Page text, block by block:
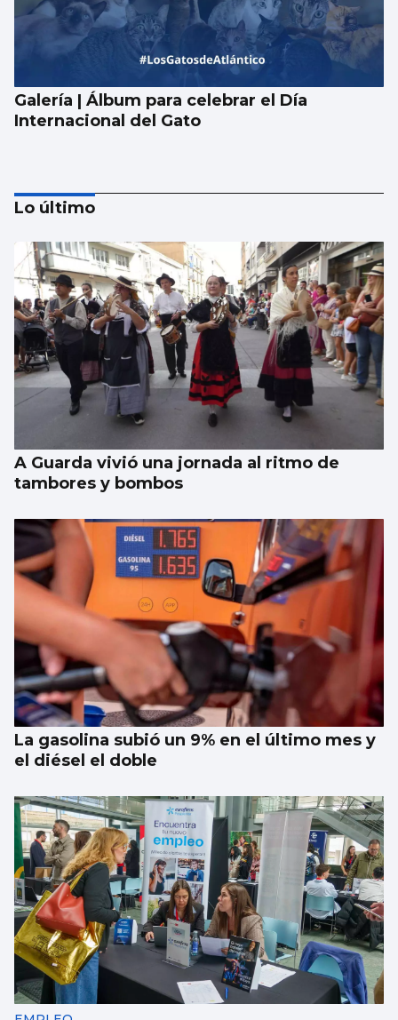
Galería | Álbum para celebrar el Día
Internacional del Gato
La UE lanza una campaña de ahorro
energético doméstico
Lo último
A Guarda vivió una jornada al ritmo de
tambores y bombos
La gasolina subió un 9% en el último mes y
el diésel el doble